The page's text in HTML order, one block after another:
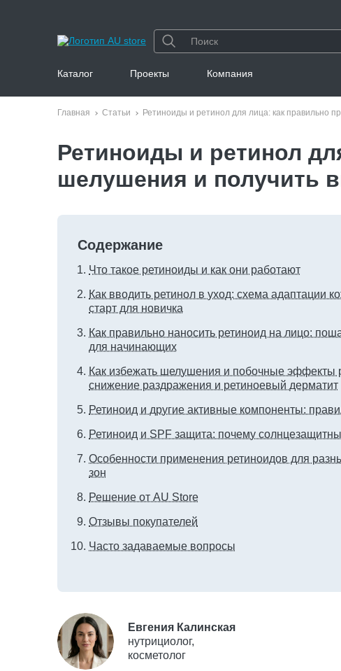
Каталог Проекты Компания
Главная Статьи Ретиноиды и ретинол для лица: как правильно
Ретиноиды и ретинол
шелушения и получить
Содержание
Что такое ретиноиды и как они работают
Как вводить ретинол в уход: схема адаптации
старт для новичка
Как правильно наносить ретиноид на лицо:
для начинающих
Как избежать шелушения и побочные эффекты
снижение раздражения и ретиноевый дерматит
Ретиноид и другие активные компоненты:
Ретиноид и SPF защита: почему
Особенности применения ретиноидов для
зон
Решение от AU Store
Отзывы покупателей
Часто задаваемые вопросы
Евгения Калинская
нутрициолог,
косметолог